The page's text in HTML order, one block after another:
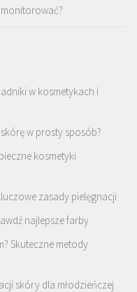
w kosmetykach i
w prosty sposób?
kosmetyki
zasady pielęgnacji
najlepsze farby
Skuteczne metody
skóry dla młodzieńczej